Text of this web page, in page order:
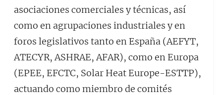
asociaciones comerciales y técnicas, así
como en agrupaciones industriales y en
foros legislativos tanto en España (AEFYT,
ATECYR, ASHRAE, AFAR), como en Europa
(EPEE, EFCTC, Solar Heat Europe-ESTTP),
actuando como miembro de comités